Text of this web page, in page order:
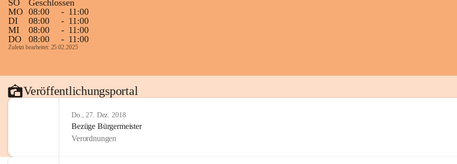
SO
Geschlossen
MO 08:00 - 11:00
DI
08:00 - 11:00
MI
08:00 - 11:00
DO
08:00 - 11:00
Zuletzt bearbeitet: 25.02.2025
Veröffentlichungsportal
Do., 27. Dez. 2018
Bezüge Bürgermeister
Verordnungen